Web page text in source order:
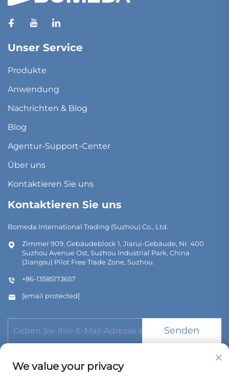
Unser Service
Produkte
Anwendung
Nachrichten & Blog
Blog
Agentur-Support-Center
Über uns
Kontaktieren Sie uns
Kontaktieren Sie uns
Bomeda International Trading (Suzhou) Co., Ltd.
Zimmer 909, Gebäudeblock 1, Jiarui-Gebäude, Nr. 400
Suzhou Avenue Ost, Suzhou Industrial Park, China
(Jiangsu) Pilot Free Trade Zone, Suzhou.
+86-13585173657
[email protected]
Senden
We value your privacy